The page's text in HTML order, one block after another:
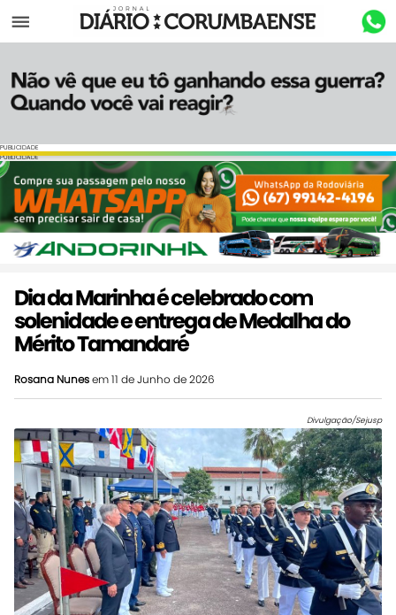
Menu
PUBLICIDADE
PUBLICIDADE
Dia da Marinha é celebrado com
solenidade e entrega de Medalha do
Mérito Tamandaré
Rosana Nunesem 11 de Junho de 2026
Divulgação/Sejusp